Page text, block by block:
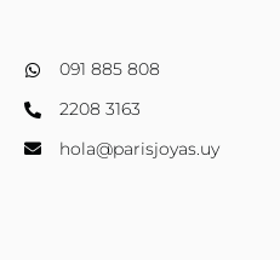
091 885 808
2208 3163
hola@parisjoyas.uy